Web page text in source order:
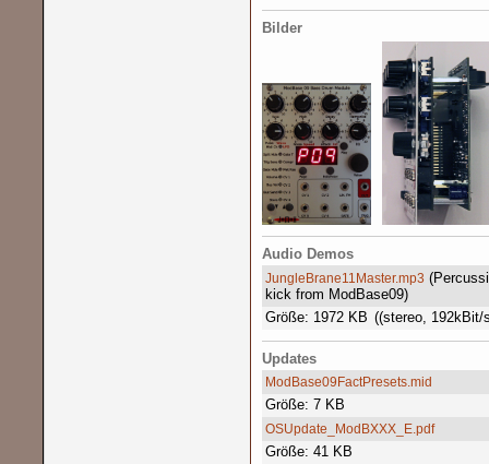
Bilder
Audio Demos
JungleBrane11Master.mp3
kick from ModBase09)
Größe: 1972 KB ((stereo, 192kBit/
Updates
ModBase09FactPresets.mid
Größe: 7 KB
OSUpdate_ModBXXX_E.pdf
Größe: 41 KB